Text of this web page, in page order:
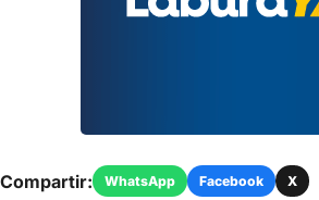
Compartir: WhatsApp Facebook X